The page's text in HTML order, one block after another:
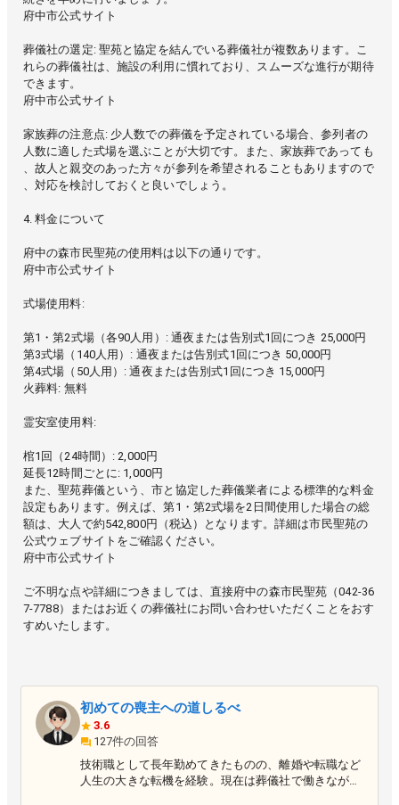
府中市公式サイト
葬儀社の選定: 聖苑と協定を結んでいる葬儀社が複数あります。こ
れらの葬儀社は、施設の利用に慣れており、スムーズな進行が期待
できます。
府中市公式サイト
家族葬の注意点: 少人数での葬儀を予定されている場合、参列者の
人数に適した式場を選ぶことが大切です。また、家族葬であっても
、故人と親交のあった方々が参列を希望されることもありますので
、対応を検討しておくと良いでしょう。
4. 料金について
府中の森市民聖苑の使用料は以下の通りです。
府中市公式サイト
式場使用料:
第1・第2式場（各90人用）: 通夜または告別式1回につき 25,000円
第3式場（140人用）: 通夜または告別式1回につき 50,000円
第4式場（50人用）: 通夜または告別式1回につき 15,000円
火葬料: 無料
霊安室使用料:
棺1回（24時間）: 2,000円
延長12時間ごとに: 1,000円
また、聖苑葬儀という、市と協定した葬儀業者による標準的な料金
設定もあります。例えば、第1・第2式場を2日間使用した場合の総
額は、大人で約542,800円（税込）となります。詳細は市民聖苑の
公式ウェブサイトをご確認ください。
府中市公式サイト
ご不明な点や詳細につきましては、直接府中の森市民聖苑（042-36
7-7788）またはお近くの葬儀社にお問い合わせいただくことをおす
すめいたします。
初めての喪主への道しるべ
3.6
127件の回答
技術職として長年勤めてきたものの、離婚や転職など
人生の大きな転機を経験。現在は葬儀社で働きながら